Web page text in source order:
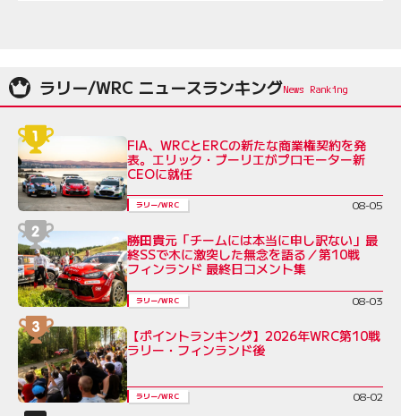
ラリー/WRC ニュースランキング
FIA、WRCとERCの新たな商業権契約を発
表。エリック・ブーリエがプロモーター新
CEOに就任
ラリー/WRC 08-05
勝田貴元「チームには本当に申し訳ない」最
終SSで木に激突した無念を語る／第10戦
フィンランド 最終日コメント集
ラリー/WRC 08-03
【ポイントランキング】2026年WRC第10戦
ラリー・フィンランド後
ラリー/WRC 08-02